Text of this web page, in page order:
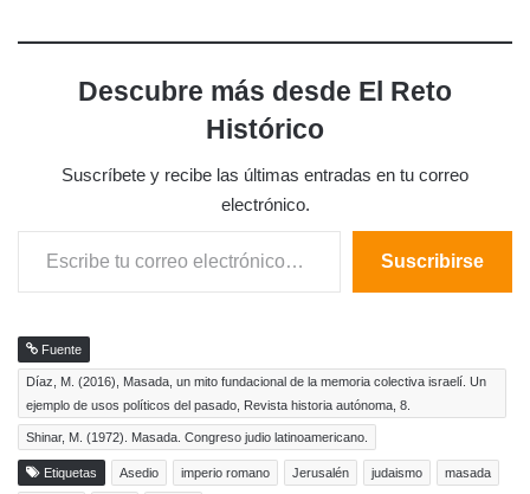
Descubre más desde El Reto
Histórico
Suscríbete y recibe las últimas entradas en tu correo
electrónico.
Escribe tu correo electrónico…
Suscribirse
Fuente
Díaz, M. (2016), Masada, un mito fundacional de la memoria colectiva israelí. Un
ejemplo de usos políticos del pasado, Revista historia autónoma, 8.
Shinar, M. (1972). Masada. Congreso judio latinoamericano.
Etiquetas Asedio imperio romano Jerusalén judaismo masada